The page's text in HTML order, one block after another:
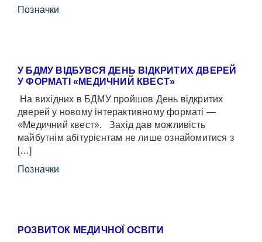
Позначки
У БДМУ ВІДБУВСЯ ДЕНЬ ВІДКРИТИХ ДВЕРЕЙ
У ФОРМАТІ «МЕДИЧНИЙ КВЕСТ»
На вихідних в БДМУ пройшов День відкритих
дверей у новому інтерактивному форматі —
«Медичний квест». Захід дав можливість
майбутнім абітурієнтам не лише ознайомитися з
[…]
Позначки
РОЗВИТОК МЕДИЧНОЇ ОСВІТИ